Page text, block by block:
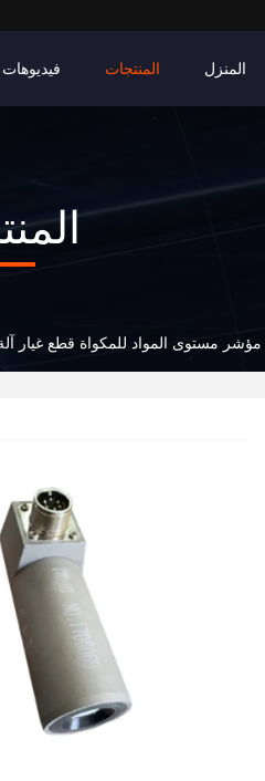
المنزل المنتجات فيديوهات